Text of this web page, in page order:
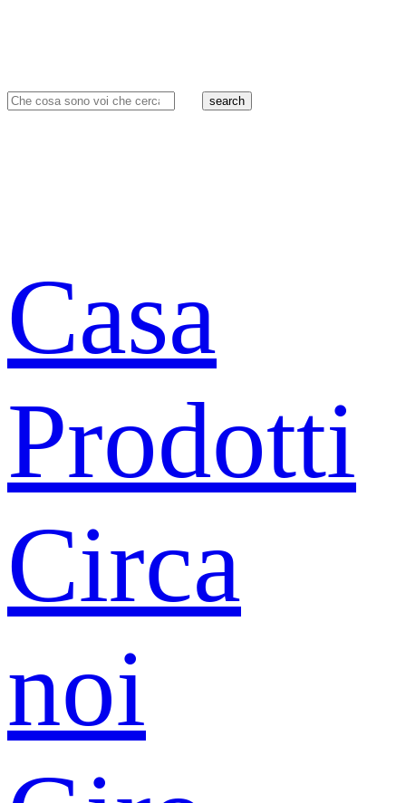
search
Casa
Prodotti
Circa
noi